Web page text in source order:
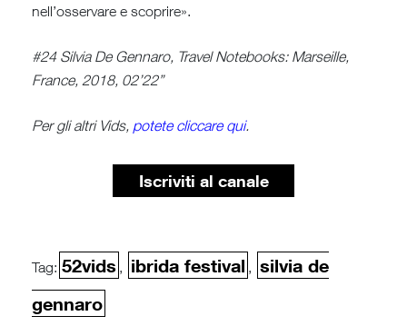
nell’osservare e scoprire».
#24 Silvia De Gennaro, Travel Notebooks: Marseille,
France, 2018, 02’22”
Per gli altri Vids, potete cliccare qui.
Iscriviti al canale
Tag: 52vids , ibrida festival , silvia de
gennaro